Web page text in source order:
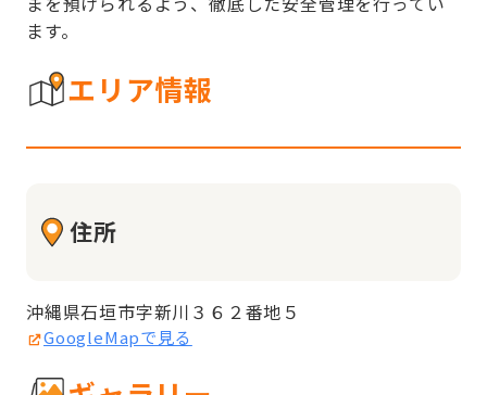
ます。
エリア情報
住所
沖縄県石垣市字新川３６２番地５
GoogleMapで見る